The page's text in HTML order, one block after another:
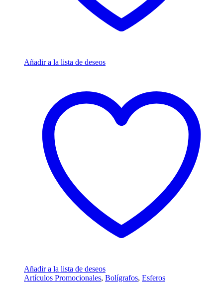
Añadir a la lista de deseos
Añadir a la lista de deseos
Artículos Promocionales, Bolígrafos, Esferos